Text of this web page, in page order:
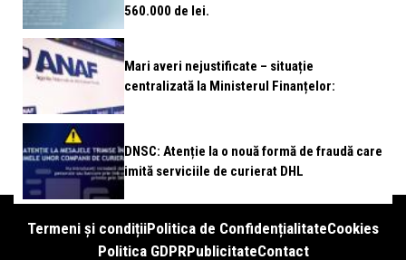
560.000 de lei.
Mari averi nejustificate – situație
centralizată la Ministerul Finanțelor:
DNSC: Atenție la o nouă formă de fraudă care
imită serviciile de curierat DHL
Termeni și condițiiPolitica de ConfidențialitateCookies
Politica GDPRPublicitateContact